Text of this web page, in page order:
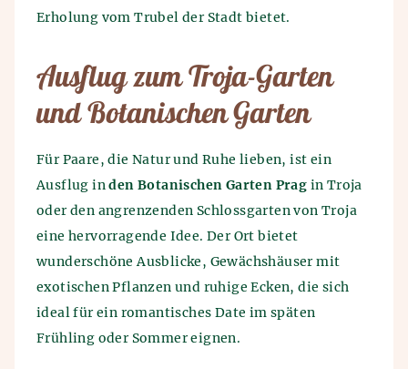
Erholung vom Trubel der Stadt bietet.
Ausflug zum Troja-Garten
und Botanischen Garten
Für Paare, die Natur und Ruhe lieben, ist ein
Ausflug inden Botanischen Garten Prag in Troja
oder den angrenzenden Schlossgarten von Troja
eine hervorragende Idee. Der Ort bietet
wunderschöne Ausblicke, Gewächshäuser mit
exotischen Pflanzen und ruhige Ecken, die sich
ideal für ein romantisches Date im späten
Frühling oder Sommer eignen.